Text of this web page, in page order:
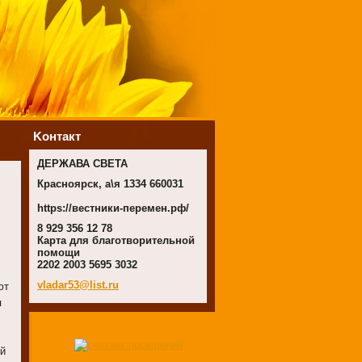
Koнтакт
ДЕРЖАВА СВЕТА
Красноярск, а\я 1334 660031
https://вестники-перемен.рф/
8 929 356 12 78
Карта для благотворительной
помощи
2202 2003 5695 3032
vladar53@list.ru